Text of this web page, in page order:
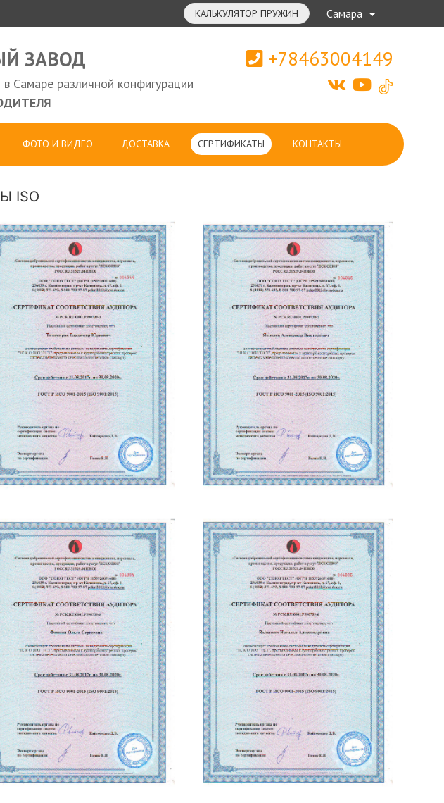
КАЛЬКУЛЯТОР ПРУЖИН Самара
ЗАВОД
Самаре различной конфигурации
+78463004149
ФОТО И ВИДЕО ДОСТАВКА СЕРТИФИКАТЫ КОНТАКТЫ
ISO